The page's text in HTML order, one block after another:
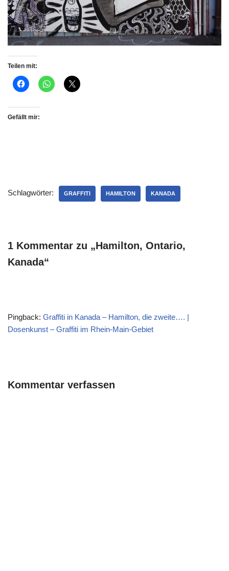
Teilen mit:
Gefällt mir:
Schlagwörter: GRAFFITI HAMILTON KANADA
1 Kommentar zu „Hamilton, Ontario,
Kanada“
Pingback: Graffiti in Kanada – Hamilton, die zweite…. |
Dosenkunst – Graffiti im Rhein-Main-Gebiet
Kommentar verfassen